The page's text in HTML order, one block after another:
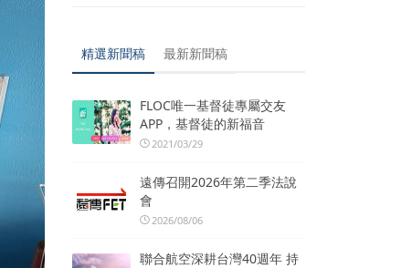
精選新聞稿 最新新聞稿
FLOC唯一基督徒專屬交友
APP，基督徒的新福音
2021/03/29
遠傳召開2026年第二季法說
會
2026/08/06
聯合航空深耕台灣40週年 持